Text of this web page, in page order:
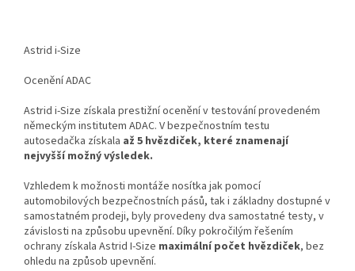
Astrid i-Size
Ocenění ADAC
Astrid i-Size získala prestižní ocenění v testování provedeném
německým institutem ADAC. V bezpečnostním testu
autosedačka získala až 5 hvězdiček, které znamenají
nejvyšší možný výsledek.
Vzhledem k možnosti montáže nosítka jak pomocí
automobilových bezpečnostních pásů, tak i základny dostupné v
samostatném prodeji, byly provedeny dva samostatné testy, v
závislosti na způsobu upevnění. Díky pokročilým řešením
ochrany získala Astrid I-Size maximální počet hvězdiček, bez
ohledu na způsob upevnění.